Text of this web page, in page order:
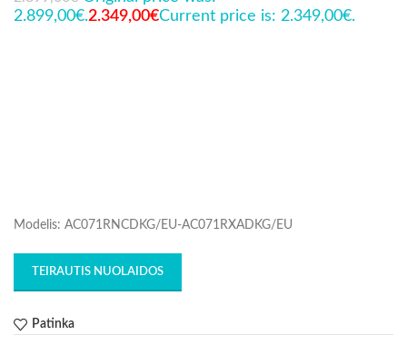
2.899,00€.2.349,00€Current price is: 2.349,00€.
Modelis: AC071RNCDKG/EU-AC071RXADKG/EU
TEIRAUTIS NUOLAIDOS
Patinka